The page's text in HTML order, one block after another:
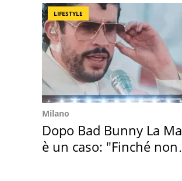
LIFESTYLE
Milano
Dopo Bad Bunny La
è un caso: "Finché non